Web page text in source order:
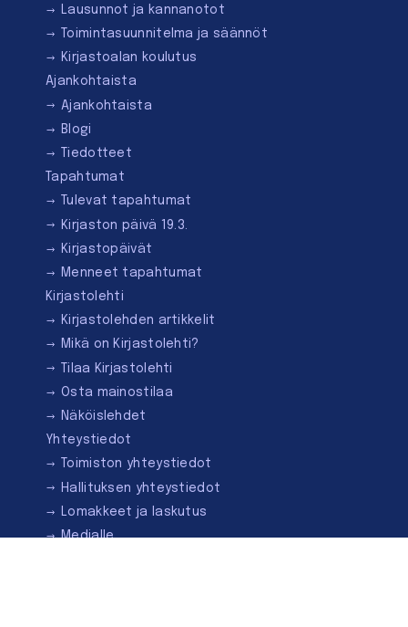
Lausunnot ja kannanotot
Toimintasuunnitelma ja säännöt
Kirjastoalan koulutus
Ajankohtaista
Ajankohtaista
Blogi
Tiedotteet
Tapahtumat
Tulevat tapahtumat
Kirjaston päivä 19.3.
Kirjastopäivät
Menneet tapahtumat
Kirjastolehti
Kirjastolehden artikkelit
Mikä on Kirjastolehti?
Tilaa Kirjastolehti
Osta mainostilaa
Näköislehdet
Yhteystiedot
Toimiston yhteystiedot
Hallituksen yhteystiedot
Lomakkeet ja laskutus
Medialle